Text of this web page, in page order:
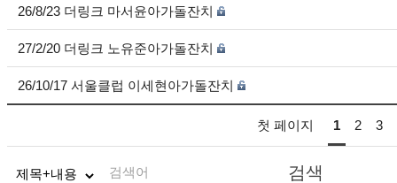
26/8/23 더링크 마서윤아가돌잔치
27/2/20 더링크 노유준아가돌잔치
26/10/17 서울클럽 이세현아가돌잔치
첫 페이지 1 2 3
검색어 검색